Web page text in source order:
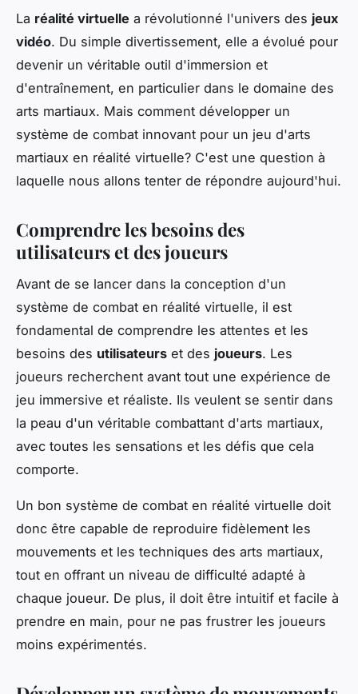
La réalité virtuelle a révolutionné l'univers des jeux
vidéo. Du simple divertissement, elle a évolué pour
devenir un véritable outil d'immersion et
d'entraînement, en particulier dans le domaine des
arts martiaux. Mais comment développer un
système de combat innovant pour un jeu d'arts
martiaux en réalité virtuelle? C'est une question à
laquelle nous allons tenter de répondre aujourd'hui.
Comprendre les besoins des
utilisateurs et des joueurs
Avant de se lancer dans la conception d'un
système de combat en réalité virtuelle, il est
fondamental de comprendre les attentes et les
besoins des utilisateurs et des joueurs. Les
joueurs recherchent avant tout une expérience de
jeu immersive et réaliste. Ils veulent se sentir dans
la peau d'un véritable combattant d'arts martiaux,
avec toutes les sensations et les défis que cela
comporte.
Un bon système de combat en réalité virtuelle doit
donc être capable de reproduire fidèlement les
mouvements et les techniques des arts martiaux,
tout en offrant un niveau de difficulté adapté à
chaque joueur. De plus, il doit être intuitif et facile à
prendre en main, pour ne pas frustrer les joueurs
moins expérimentés.